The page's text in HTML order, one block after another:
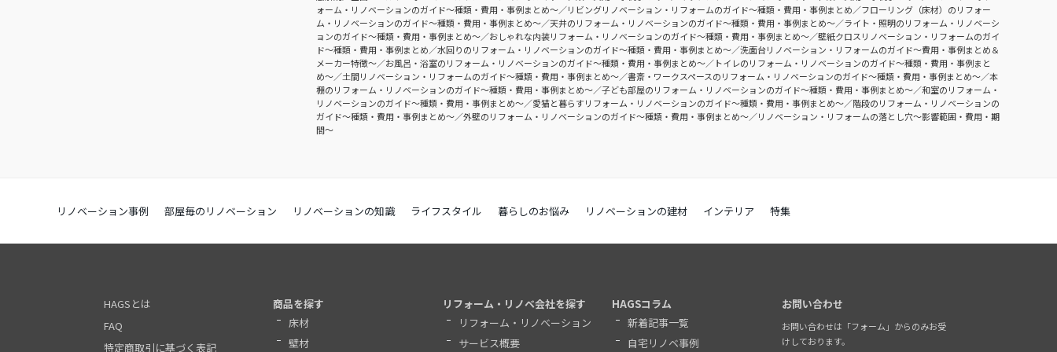
ォーム・リノベーションのガイド〜種類・費用・事例まとめ〜
リビングリノベーション・リフォームのガイド〜種類・費用・事例まとめ
フローリング（床材）のリフォー
ム・リノベーションのガイド〜種類・費用・事例まとめ〜
天井のリフォーム・リノベーションのガイド〜種類・費用・事例まとめ〜
ライト・照明のリフォーム・リノベーシ
ョンのガイド〜種類・費用・事例まとめ〜
おしゃれな内装リフォーム・リノベーションのガイド〜種類・費用・事例まとめ〜
壁紙クロスリノベーション・リフォームのガイ
ド〜種類・費用・事例まとめ
水回りのリフォーム・リノベーションのガイド〜種類・費用・事例まとめ〜
洗面台リノベーション・リフォームのガイド〜費用・事例まとめ＆
メーカー特徴〜
お風呂・浴室のリフォーム・リノベーションのガイド〜種類・費用・事例まとめ〜
トイレのリフォーム・リノベーションのガイド〜種類・費用・事例まと
め〜
土間リノベーション・リフォームのガイド〜種類・費用・事例まとめ〜 書斎・ワークスペースのリフォーム・リノベーションのガイド〜種類・費用・事例まとめ〜
本
棚のリフォーム・リノベーションのガイド〜種類・費用・事例まとめ〜
子ども部屋のリフォーム・リノベーションのガイド〜種類・費用・事例まとめ〜
和室のリフォーム・
リノベーションのガイド〜種類・費用・事例まとめ〜
愛猫と暮らすリフォーム・リノベーションのガイド〜種類・費用・事例まとめ〜
階段のリフォーム・リノベーションの
ガイド〜種類・費用・事例まとめ〜
外壁のリフォーム・リノベーションのガイド〜種類・費用・事例まとめ〜
リノベーション・リフォームの落とし穴～影響範囲・費用・期
間～
リノベーション事例 部屋毎のリノベーション リノベーションの知識 ライフスタイル 暮らしのお悩み リノベーションの建材 インテリア 特集
HAGSとは
FAQ
特定商取引に基づく表記
商品を探す
床材
壁材
リフォーム・リノベ会社を探す
リフォーム・リノベーション
サービス概要
HAGSコラム
新着記事一覧
自宅リノベ事例
お問い合わせ
お問い合わせは「フォーム」からのみお受
けしております。